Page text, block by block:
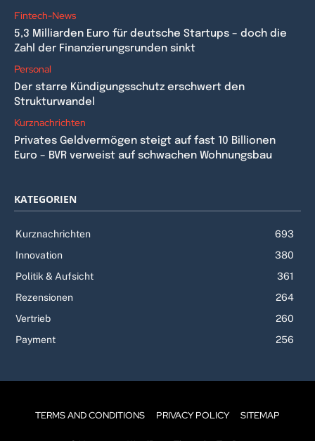
Fintech-News
5,3 Milliarden Euro für deutsche Startups – doch die
Zahl der Finanzierungsrunden sinkt
Personal
Der starre Kündigungsschutz erschwert den
Strukturwandel
Kurznachrichten
Privates Geldvermögen steigt auf fast 10 Billionen
Euro – BVR verweist auf schwachen Wohnungsbau
KATEGORIEN
Kurznachrichten
693
Innovation
380
Politik & Aufsicht
361
Rezensionen
264
Vertrieb
260
Payment
256
TERMS AND CONDITIONS PRIVACY POLICY SITEMAP